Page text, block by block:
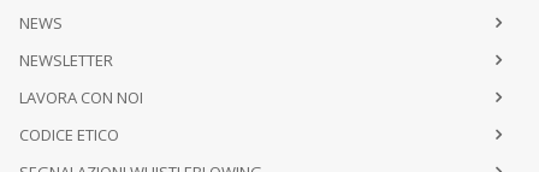
NEWS
NEWSLETTER
LAVORA CON NOI
CODICE ETICO